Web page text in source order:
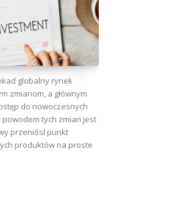
globalny rynek
zmianom, a głównym
do nowoczesnych
tych zmian jest
przeniósł punkt
produktów na proste